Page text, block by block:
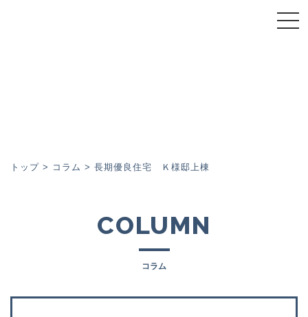
施工事例
コラム
トップ > コラム > 長期優良住宅 Ｋ様邸上棟
COLUMN
コラム